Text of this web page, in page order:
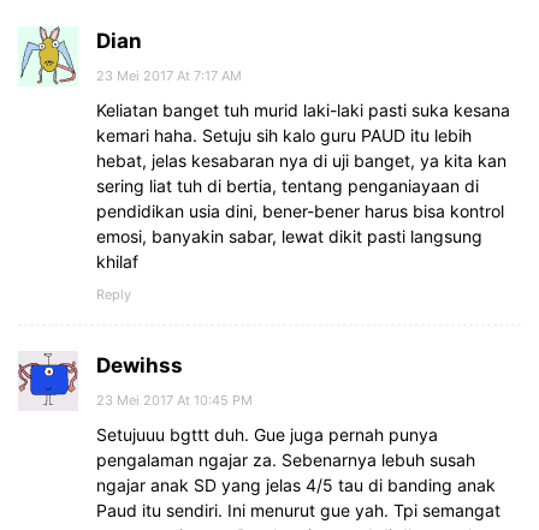
Dian
23 Mei 2017 At 7:17 AM
Keliatan banget tuh murid laki-laki pasti suka kesana
kemari haha. Setuju sih kalo guru PAUD itu lebih
hebat, jelas kesabaran nya di uji banget, ya kita kan
sering liat tuh di bertia, tentang penganiayaan di
pendidikan usia dini, bener-bener harus bisa kontrol
emosi, banyakin sabar, lewat dikit pasti langsung
khilaf
Reply
Dewihss
23 Mei 2017 At 10:45 PM
Setujuuu bgttt duh. Gue juga pernah punya
pengalaman ngajar za. Sebenarnya lebuh susah
ngajar anak SD yang jelas 4/5 tau di banding anak
Paud itu sendiri. Ini menurut gue yah. Tpi semangat